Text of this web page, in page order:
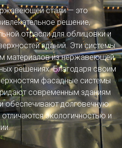
стали — это
решение,
отрасли для облицовки и
зданий. Эти системы
материалов из нержавеющей
решениях. Благодаря своим
фасадные системы
современным зданиям
обеспечивают долговечную
экологичностью и